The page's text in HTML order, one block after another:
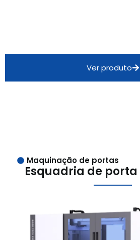
Ver produto
Maquinação de portas
Esquadria de porta